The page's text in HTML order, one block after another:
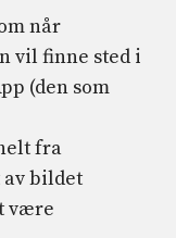
når
vil finne sted i
(den som
fra
bildet
være